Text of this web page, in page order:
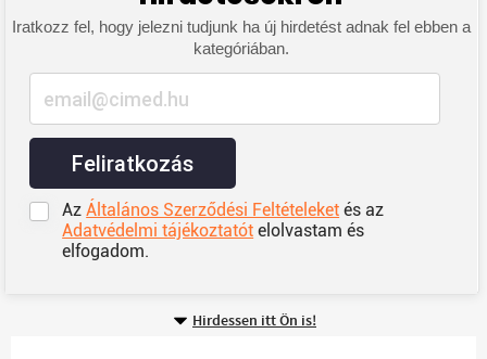
Iratkozz fel, hogy jelezni tudjunk ha új hirdetést adnak fel ebben a
kategóriában.
Feliratkozás
AzÁltalános Szerződési Feltételeket és az
Adatvédelmi tájékoztatót elolvastam és
elfogadom.
Hirdessen itt Ön is!